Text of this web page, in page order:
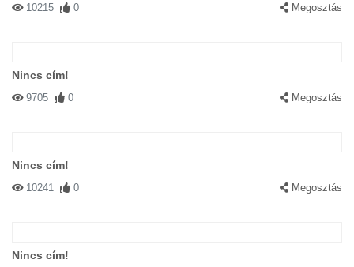
10215 0 Megosztás
Nincs cím!
9705 0 Megosztás
Nincs cím!
10241 0 Megosztás
Nincs cím!